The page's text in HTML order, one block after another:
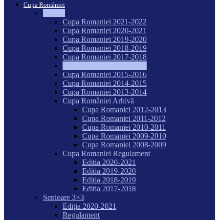
Cupa României
Cupa Romaniei 2021-2022
Cupa Romaniei 2020-2021
Cupa Romaniei 2019-2020
Cupa Romaniei 2018-2019
Cupa Romaniei 2017-2018
Cupa Romaniei 2015-2016
Cupa Romaniei 2014-2015
Cupa Romaniei 2013-2014
Cupa României Arhivă
Cupa Romaniei 2012-2013
Cupa Romaniei 2011-2012
Cupa Romaniei 2010-2011
Cupa Romaniei 2009-2010
Cupa Romaniei 2008-2009
Cupa Romaniei Regulament
Editia 2020-2021
Editia 2019-2020
Editia 2018-2019
Editia 2017-2018
Senioare 3×3
Ediția 2020-2021
Regulament